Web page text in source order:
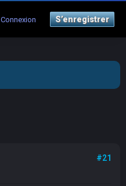
Connexion S’enregistrer
#21